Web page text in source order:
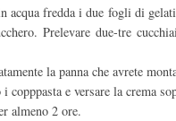
acqua fredda i due fogli di
Prelevare due-tre
la panna che avrete
copppasta e versare la crema
almeno 2 ore.